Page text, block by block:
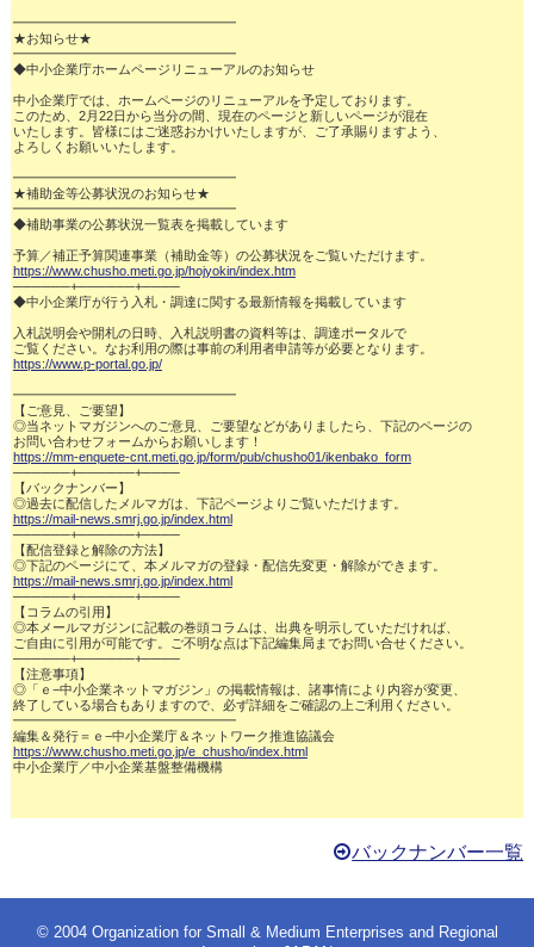
━━━━━━━━━━━━━━━━━
★お知らせ★
━━━━━━━━━━━━━━━━━
◆中小企業庁ホームページリニューアルのお知らせ
中小企業庁では、ホームページのリニューアルを予定しております。
このため、2月22日から当分の間、現在のページと新しいページが混在
いたします。皆様にはご迷惑おかけいたしますが、ご了承賜りますよう、
よろしくお願いいたします。
━━━━━━━━━━━━━━━━━
★補助金等公募状況のお知らせ★
━━━━━━━━━━━━━━━━━
◆補助事業の公募状況一覧表を掲載しています
https://www.chusho.meti.go.jp/hojyokin/index.htm
──────+──────+────
◆中小企業庁が行う入札・調達に関する最新情報を掲載しています
入札説明会や開札の日時、入札説明書の資料等は、調達ポータルで
https://www.p-portal.go.jp/
━━━━━━━━━━━━━━━━━
【ご意見、ご要望】
◎当ネットマガジンへのご意見、ご要望などがありましたら、下記のページの
https://mm-enquete-cnt.meti.go.jp/form/pub/chusho01/ikenbako_form
──────+──────+────
【バックナンバー】
https://mail-news.smrj.go.jp/index.html
──────+──────+────
【配信登録と解除の方法】
https://mail-news.smrj.go.jp/index.html
──────+──────+────
【コラムの引用】
◎本メールマガジンに記載の巻頭コラムは、出典を明示していただければ、
ご自由に引用が可能です。ご不明な点は下記編集局までお問い合せください。
──────+──────+────
【注意事項】
◎「ｅ−中小企業ネットマガジン」の掲載情報は、諸事情により内容が変更、
終了している場合もありますので、必ず詳細をご確認の上ご利用ください。
━━━━━━━━━━━━━━━━━
編集＆発行＝ｅ−中小企業庁＆ネットワーク推進協議会
https://www.chusho.meti.go.jp/e_chusho/index.html
中小企業庁／中小企業基盤整備機構
バックナンバー一覧
© 2004 Organization for Small & Medium Enterprises and Regional